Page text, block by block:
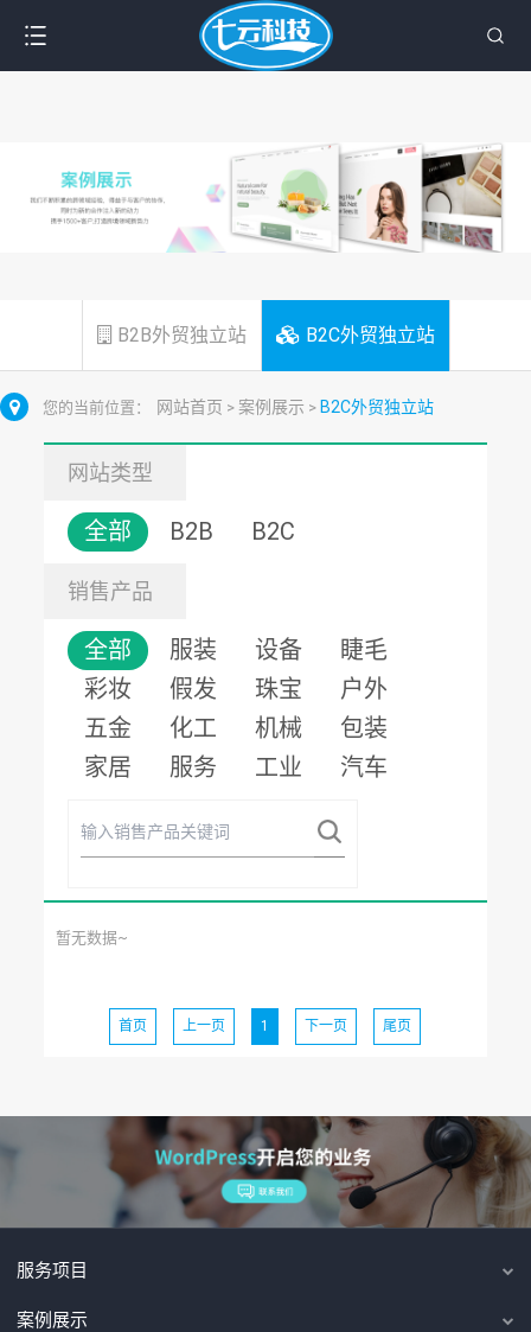
B2B外贸独立站 B2C外贸独立站
您的当前位置： 网站首页 > 案例展示 > B2C外贸独立站
网站类型
全部 B2B B2C
销售产品
全部 服装 设备
睫毛
彩妆
假发 珠宝
户外
五金
化工 机械
包装
家居
服务 工业 汽车
暂无数据~
首页 上一页 1 下一页 尾页
服务项目
案例展示